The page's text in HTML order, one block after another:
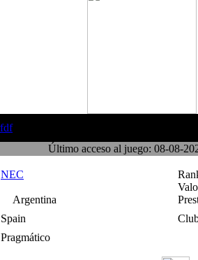
Último acceso al juego: 08-08-
NEC
Argentina
Spain
Pragmático